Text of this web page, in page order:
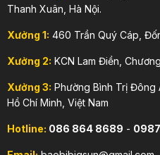
Thanh Xuân, Hà Nội.
Xưởng 1: 460 Trần Quý Cáp,
Xưởng 2: KCN Lam Điền,
Xưởng 3: Phường Bình Trị Đông
Hồ Chí Minh, Việt Nam
Hotline: 086 864 8689 -